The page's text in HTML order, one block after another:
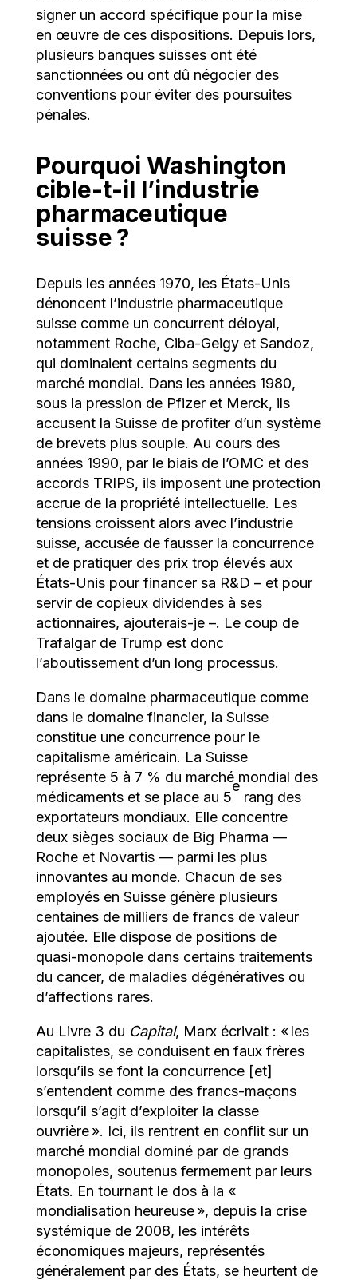
signer un accord spécifique pour la mise
en œuvre de ces dispositions. Depuis lors,
plusieurs banques suisses ont été
sanctionnées ou ont dû négocier des
conventions pour éviter des poursuites
pénales.
Pourquoi Washington
cible-t-il l’industrie
pharmaceutique
suisse ?
Depuis les années 1970, les États-Unis
dénoncent l’industrie pharmaceutique
suisse comme un concurrent déloyal,
notamment Roche, Ciba-Geigy et Sandoz,
qui dominaient certains segments du
marché mondial. Dans les années 1980,
sous la pression de Pfizer et Merck, ils
accusent la Suisse de profiter d’un système
de brevets plus souple. Au cours des
années 1990, par le biais de l’OMC et des
accords TRIPS, ils imposent une protection
accrue de la propriété intellectuelle. Les
tensions croissent alors avec l’industrie
suisse, accusée de fausser la concurrence
et de pratiquer des prix trop élevés aux
États-Unis pour financer sa R&D – et pour
servir de copieux dividendes à ses
actionnaires, ajouterais-je –. Le coup de
Trafalgar de Trump est donc
l’aboutissement d’un long processus.
Dans le domaine pharmaceutique comme
dans le domaine financier, la Suisse
constitue une concurrence pour le
capitalisme américain. La Suisse
représente 5 à 7 % du marché mondial des
médicaments et se place au 5
e
rang des
exportateurs mondiaux. Elle concentre
deux sièges sociaux de Big Pharma —
Roche et Novartis — parmi les plus
innovantes au monde. Chacun de ses
employés en Suisse génère plusieurs
centaines de milliers de francs de valeur
ajoutée. Elle dispose de positions de
quasi-monopole dans certains traitements
du cancer, de maladies dégénératives ou
d’affections rares.
Au Livre 3 du Capital, Marx écrivait : « les
capitalistes, se conduisent en faux frères
lorsqu’ils se font la concurrence [et]
s’entendent comme des francs-maçons
lorsqu’il s’agit d’exploiter la classe
ouvrière ». Ici, ils rentrent en conflit sur un
marché mondial dominé par de grands
monopoles, soutenus fermement par leurs
États. En tournant le dos à la «
mondialisation heureuse », depuis la crise
systémique de 2008, les intérêts
économiques majeurs, représentés
généralement par des États, se heurtent de